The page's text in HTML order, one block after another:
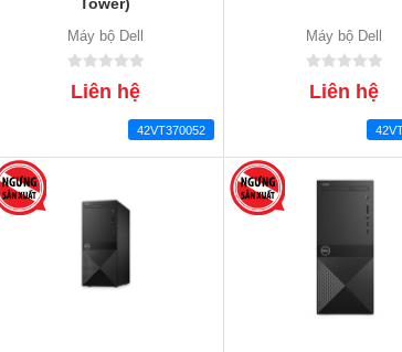
Máy bộ Dell
Liên hệ
42VT370052
Máy bộ Dell
Liên hệ